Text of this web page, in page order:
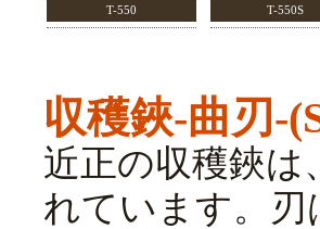
T-550 T-550S
収穫鋏-曲刃-
近正の収穫鋏は
れています。